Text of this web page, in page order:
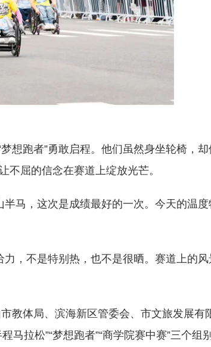
跑者”勇敢启程。他们虽然身坐轮椅，却
不屈的信念在赛道上绽放光芒。
马，这次是成绩最好的一次。今天的温度
，不是特别热，也不是很晒。赛道上的风
体局、滨海新区管委会、市文旅发展有
拉松”“梦想跑者”“商学院赛中赛”三个组